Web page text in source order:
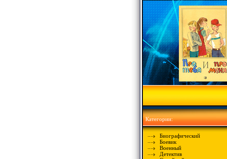
Категории:
Биографический
Боевик
Военный
Детектив